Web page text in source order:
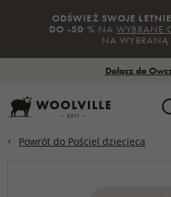
ODŚWIEŻ SWOJE LETNIE
DO -50 %NAWYBRANE OBUWIE
NA WYBRANĄODZIEŻ
Dołącz do